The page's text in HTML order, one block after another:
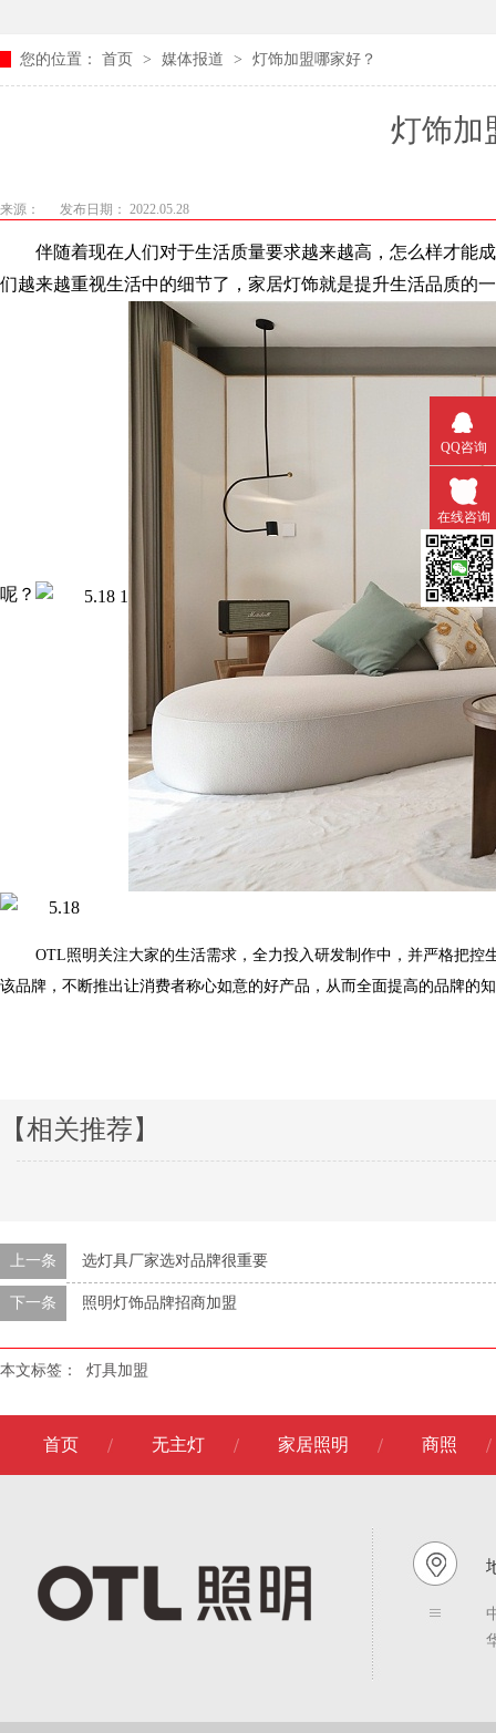
您的位置： 首页 > 媒体报道 > 灯饰加盟哪家好？
灯饰加
来源： 发布日期： 2022.05.28
伴随着现在人们对于生活质量要求越来越高，怎么样才能
们越来越重视生活中的细节了，家居灯饰就是提升生活品质的一个
呢？
OTL照明 关注大家的生活需求，全力投入研发制作中，并严格把控
该品牌，不断推出让消费者称心如意的好产品，从而全面提高的品牌的知名
【相关推荐】
上一条 选灯具厂家选对品牌很重要
下一条 照明灯饰品牌招商加盟
本文标签： 灯具加​盟
首页 无主灯 家居照明 商照
QQ咨询
在线咨询
微信扫一扫